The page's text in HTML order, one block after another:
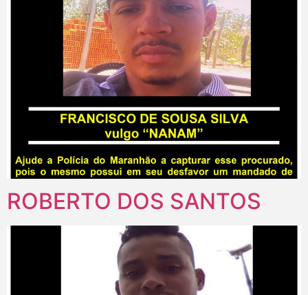
ROBERTO DOS SANTOS